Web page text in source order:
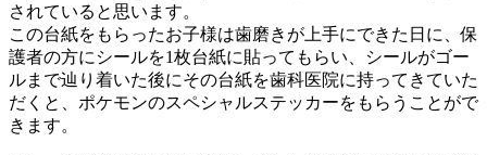
されていると思います。
この台紙をもらったお子様は歯磨きが上手にできた日に、保
護者の方にシールを1枚台紙に貼ってもらい、シールがゴー
ルまで辿り着いた後にその台紙を歯科医院に持ってきていた
だくと、ポケモンのスペシャルステッカーをもらうことがで
きます。